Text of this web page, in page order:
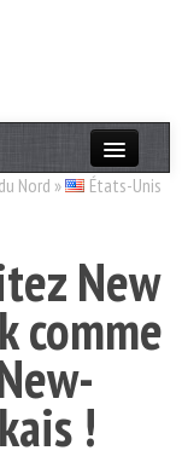
Nord »
États-Unis
New
comme
!